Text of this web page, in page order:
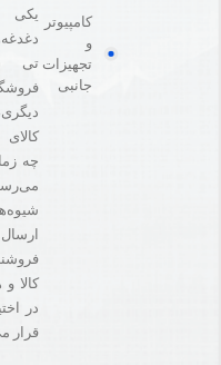
کامپیوتر
و
تجهیزات
جانبی
یکی
تی
چه
کالا
در
قرار